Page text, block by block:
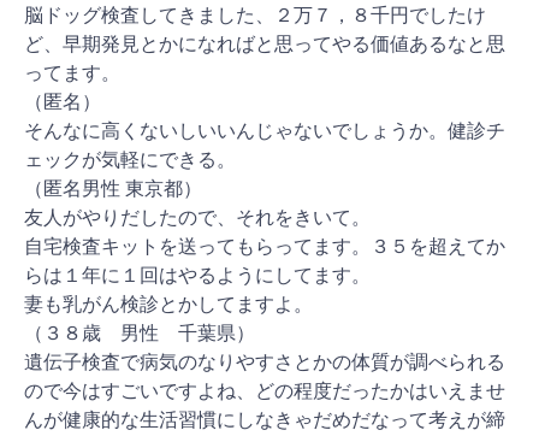
脳ドッグ検査してきました、２万７，８千円でしたけ
ど、早期発見とかになればと思ってやる価値あるなと思
ってます。
（匿名）
そんなに高くないしいいんじゃないでしょうか。健診チ
ェックが気軽にできる。
（匿名男性 東京都）
友人がやりだしたので、それをきいて。
自宅検査キットを送ってもらってます。３５を超えてか
らは１年に１回はやるようにしてます。
妻も乳がん検診とかしてますよ。
（３８歳 男性 千葉県）
遺伝子検査で病気のなりやすさとかの体質が調べられる
ので今はすごいですよね、どの程度だったかはいえませ
んが健康的な生活習慣にしなきゃだめだなって考えが締